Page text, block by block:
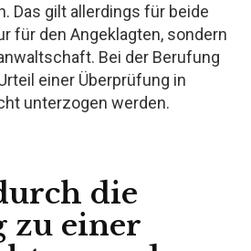
Das gilt allerdings für beide
für den Angeklagten, sondern
Bei der Berufung
einer Überprüfung in
unterzogen werden.
die
zu einer